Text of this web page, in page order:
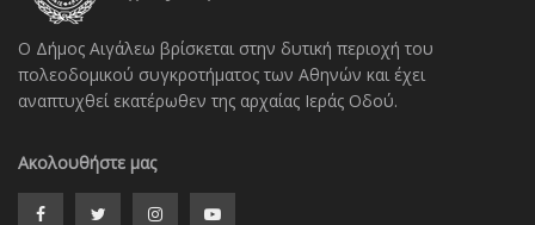
Ο Δήμος Αιγάλεω βρίσκεται στην δυτική περιοχή του
πολεοδομικού συγκροτήματος των Αθηνών και έχει
αναπτυχθεί εκατέρωθεν της αρχαίας Ιεράς Οδού.
Ακολουθήστε μας